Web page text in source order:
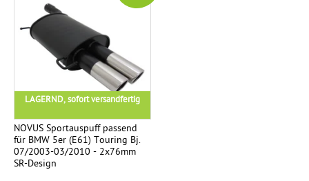
LAGERND, sofort versandfertig
NOVUS Sportauspuff passend
für BMW 5er (E61) Touring Bj.
07/2003-03/2010 - 2x76mm
SR-Design